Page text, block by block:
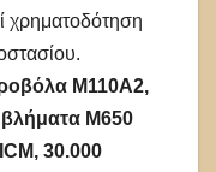
χρηματοδότηση
M110A2,
M650
30.000